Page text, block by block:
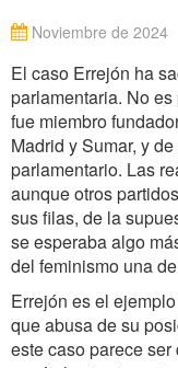
Noviembre de 2024
El caso Errejón ha
parlamentaria. No
fue miembro
Madrid y Sumar, y
parlamentario. Las
aunque otros
sus filas, de la
se esperaba algo
del feminismo una
Errejón es el
que abusa de su
este caso parece